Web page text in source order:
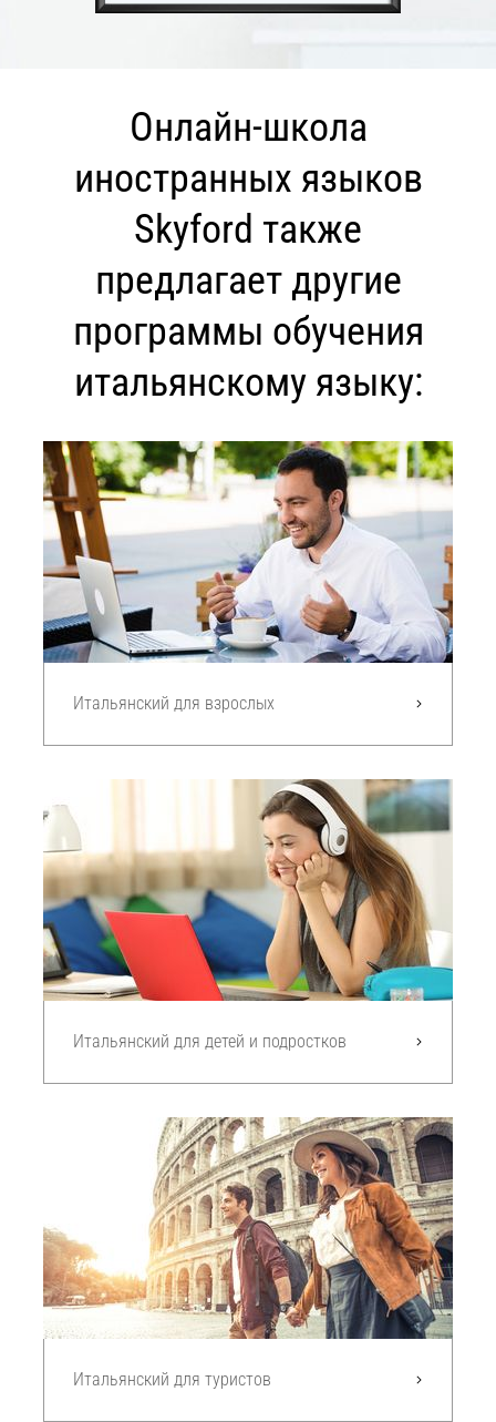
Онлайн-школа
иностранных языков
Skyford также
предлагает другие
программы обучения
итальянскому языку:
Итальянский для взрослых
Итальянский для детей и подростков
Итальянский для туристов